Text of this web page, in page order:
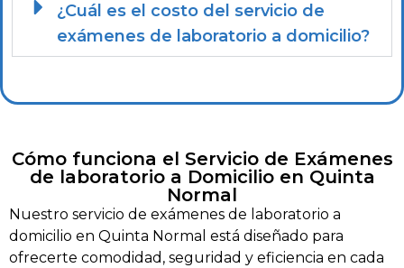
¿Cuál es el costo del servicio de
exámenes de laboratorio a domicilio?
Cómo funciona el Servicio de Exámenes
de laboratorio a Domicilio en Quinta
Normal
Nuestro servicio de exámenes de laboratorio a
domicilio en Quinta Normal está diseñado para
ofrecerte comodidad, seguridad y eficiencia en cada